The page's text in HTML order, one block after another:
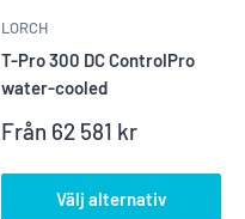
LORCH
T-Pro 300 DC ControlPro
water-cooled
Reapris
Från 62 581 kr
Välj alternativ